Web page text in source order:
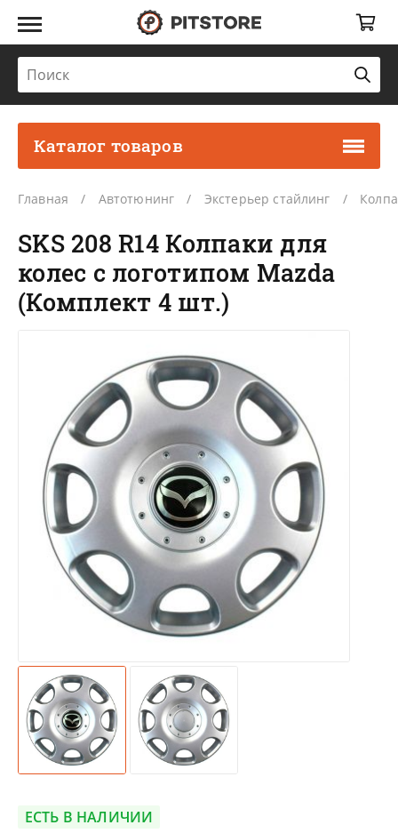
Каталог товаров
Главная Автотюнинг Экстерьер стайлинг
SKS 208 R14 Колпаки для
колес с логотипом Mazda
(Комплект 4 шт.)
ЕСТЬ В НАЛИЧИИ